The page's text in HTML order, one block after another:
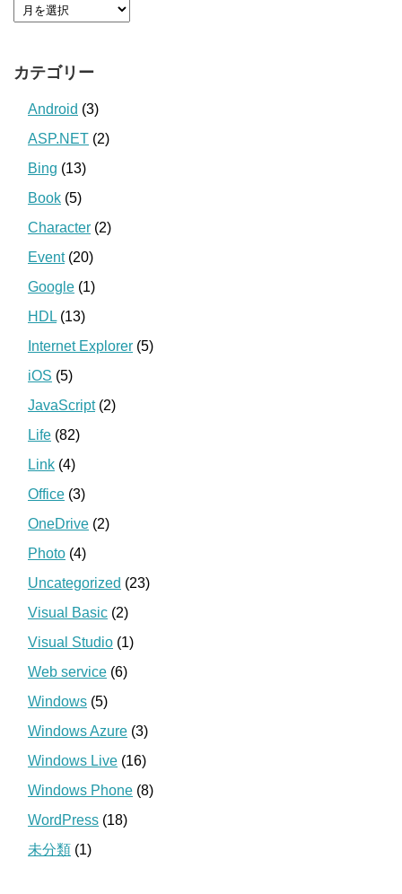
カテゴリー
Android (3)
ASP.NET (2)
Bing (13)
Book (5)
Character (2)
Event(20)
Google (1)
HDL (13)
Internet Explorer (5)
iOS (5)
JavaScript(2)
Life (82)
Link (4)
Office (3)
OneDrive (2)
Photo (4)
Uncategorized (23)
Visual Basic (2)
Visual Studio (1)
Web service (6)
Windows (5)
Windows Azure (3)
Windows Live (16)
Windows Phone (8)
WordPress (18)
未分類 (1)